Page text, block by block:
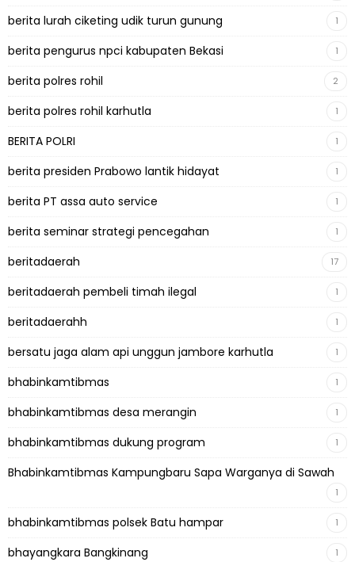
berita lurah ciketing udik turun gunung 1
berita pengurus npci kabupaten Bekasi 1
berita polres rohil 2
berita polres rohil karhutla 1
BERITA POLRI 1
berita presiden Prabowo lantik hidayat 1
berita PT assa auto service 1
berita seminar strategi pencegahan 1
beritadaerah 17
beritadaerah pembeli timah ilegal 1
beritadaerahh 1
bersatu jaga alam api unggun jambore karhutla 1
bhabinkamtibmas 1
bhabinkamtibmas desa merangin 1
bhabinkamtibmas dukung program 1
Bhabinkamtibmas Kampungbaru Sapa Warganya di Sawah
1
bhabinkamtibmas polsek Batu hampar 1
bhayangkara Bangkinang 1